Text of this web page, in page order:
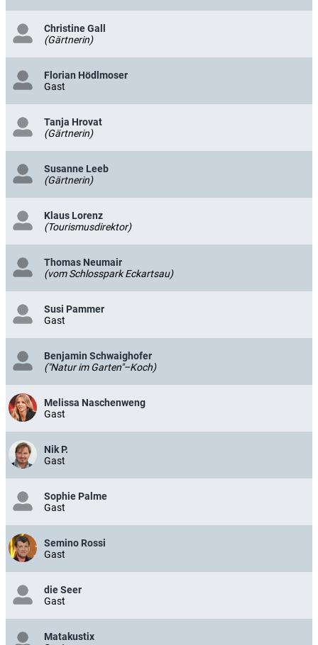
Christine Gall
(Gärtnerin)
Florian Hödlmoser
Gast
Tanja Hrovat
(Gärtnerin)
Susanne Leeb
(Gärtnerin)
Klaus Lorenz
(Tourismusdirektor)
Thomas Neumair
(vom Schlosspark Eckartsau)
Susi Pammer
Gast
Benjamin Schwaighofer
("Natur im Garten"–Koch)
Melissa Naschenweng
Gast
Nik P.
Gast
Sophie Palme
Gast
Semino Rossi
Gast
die Seer
Gast
Matakustix